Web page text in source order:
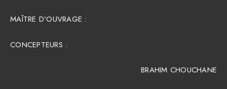
MAÎTRE D’OUVRAGE :
CONCEPTEURS :
BRAHIM CHOUCHANE